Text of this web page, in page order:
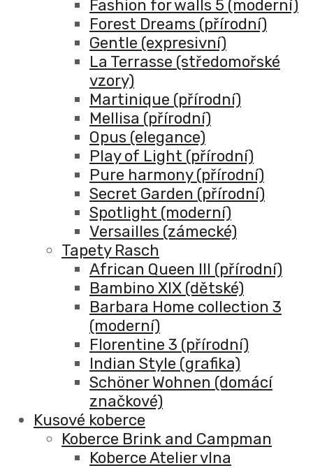
Fashion for walls 5 (moderní)
Forest Dreams (přírodní)
Gentle (expresivní)
La Terrasse (středomořské
vzory)
Martinique (přírodní)
Mellisa (přírodní)
Opus (elegance)
Play of Light (přírodní)
Pure harmony (přírodní)
Secret Garden (přírodní)
Spotlight (moderní)
Versailles (zámecké)
Tapety Rasch
African Queen III (přírodní)
Bambino XIX (dětské)
Barbara Home collection 3
(moderní)
Florentine 3 (přírodní)
Indian Style (grafika)
Schöner Wohnen (domácí
značkové)
Kusové koberce
Koberce Brink and Campman
Koberce Atelier vlna